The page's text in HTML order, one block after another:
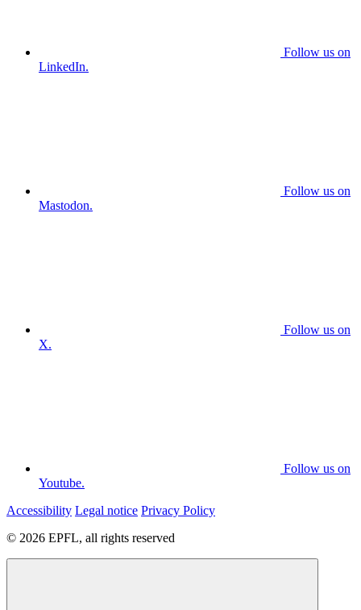
Follow us on
LinkedIn.
Follow us on
Mastodon.
Follow us on
X.
Follow us on
Youtube.
Accessibility Legal notice Privacy Policy
© 2026 EPFL, all rights reserved